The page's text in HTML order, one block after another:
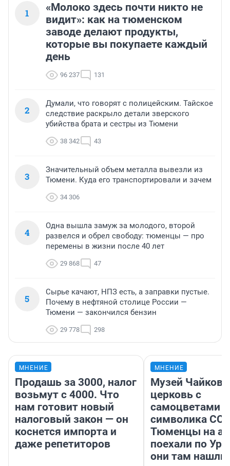
1
«Молоко здесь почти никто не
видит»: как на тюменском
заводе делают продукты,
которые вы покупаете каждый
день
96 237 131
2
Думали, что говорят с полицейским. Тайское
следствие раскрыло детали зверского
убийства брата и сестры из Тюмени
38 342 43
3
Значительный объем металла вывезли из
Тюмени. Куда его транспортировали и зачем
34 306
4
Одна вышла замуж за молодого, второй
развелся и обрел свободу: тюменцы — про
перемены в жизни после 40 лет
29 868 47
5
Сырье качают, НПЗ есть, а заправки пустые.
Почему в нефтяной столице России —
Тюмени — закончился бензин
29 778 298
МНЕНИЕ
Продашь за 3000, налог
возьмут с 4000. Что
нам готовит новый
налоговый закон — он
коснется импорта и
даже репетиторов
МНЕНИЕ
Музей
церковь с
самоцветами
символика
Тюменцы на
поехали по
они там нашли